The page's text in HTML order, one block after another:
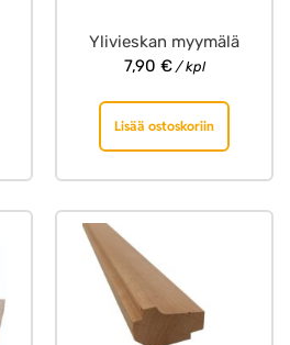
Ylivieskan myymälä
7,90 €/ kpl
Lisää ostoskoriin